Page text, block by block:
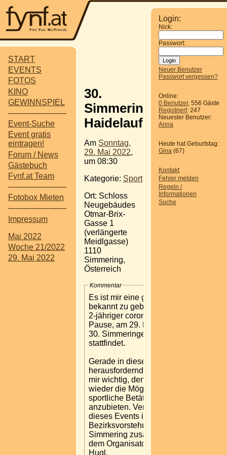
START
EVENTS
FOTOS
KINO
GEWINNSPIEL
-----------------------
Event-Suche
Event gratis
eintragen!
Forum / News
Gästebuch
Fynf.at Team
-----------------------
Fotobox Mieten
-----------------------
Impressum
Mai 2022
Woche 21/2022
29. Mai 2022
Login:
Nick:
Passwort:
Neuer Benutzer
Passwort vergessen?
Online:
0 Benutzer, 556 Gäste
Registriert: 247
Neuester Benutzer:
Anna
Heute hat Geburtstag:
Gina (67)
Kontakt
Fehler melden
Regeln /
Informationen
Suche
30.
Simmeringer
Haidelauf
Am Sonntag,
29. Mai 2022,
um 08:30
Kategorie: Sport
Ort: Schloss
Neugebäudes
Otmar-Brix-
Gasse 1
(verlängerte
Meidlgasse)
1110
Simmering,
Österreich
Kommentar
Es ist mir eine große Freude
bekannt zu geben, dass nach
2-jähriger coronabedingten
Pause, am 29. Mai 2022, der
30. Simmeringer Haidelauf
stattfindet.
Gerade in dieser sehr
herausfordernden Zeit ist es
mir wichtig, den Menschen
wieder die Möglichkeit für
sportliche Betätigung
anzubieten. Veranstalter
dieses Events ist die
Bezirksvorstehung
Simmering zusammen mit
dem Organisator, Christoph
Hugl.